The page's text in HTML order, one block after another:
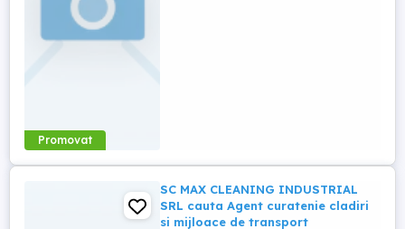
Promovat
SC MAX CLEANING INDUSTRIAL
SRL cauta Agent curatenie cladiri
si mijloace de transport